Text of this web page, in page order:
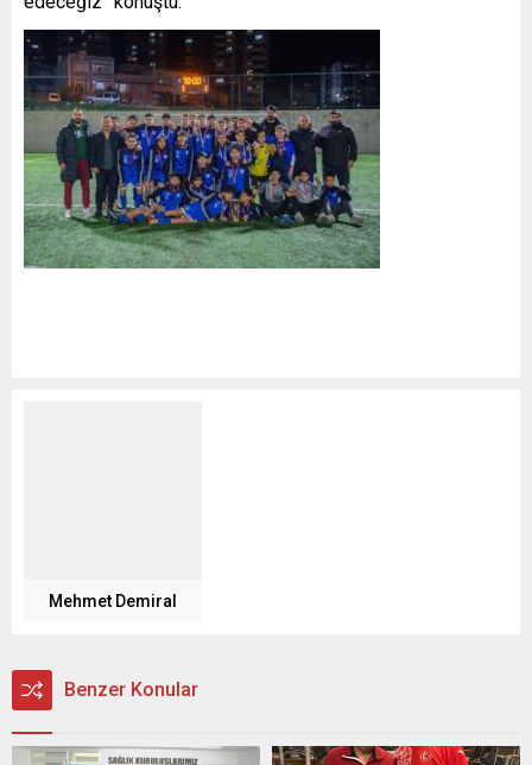
Mehmet Demiral
Benzer Konular